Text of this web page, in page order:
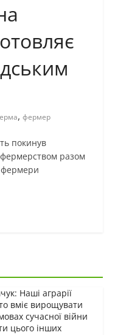
, фермер
покинув
фермерством разом
Наші аграрії
вміє вирощувати
сучасної війни
цього інших